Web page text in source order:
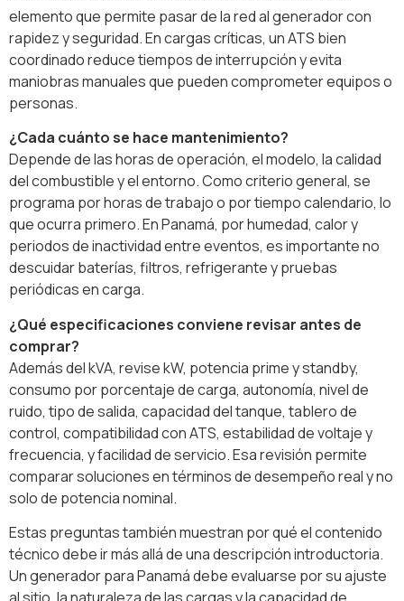
elemento que permite pasar de la red al generador con
rapidez y seguridad. En cargas críticas, un ATS bien
coordinado reduce tiempos de interrupción y evita
maniobras manuales que pueden comprometer equipos o
personas.
¿Cada cuánto se hace mantenimiento?
Depende de las horas de operación, el modelo, la calidad
del combustible y el entorno. Como criterio general, se
programa por horas de trabajo o por tiempo calendario, lo
que ocurra primero. En Panamá, por humedad, calor y
periodos de inactividad entre eventos, es importante no
descuidar baterías, filtros, refrigerante y pruebas
periódicas en carga.
¿Qué especificaciones conviene revisar antes de
comprar?
Además del kVA, revise kW, potencia prime y standby,
consumo por porcentaje de carga, autonomía, nivel de
ruido, tipo de salida, capacidad del tanque, tablero de
control, compatibilidad con ATS, estabilidad de voltaje y
frecuencia, y facilidad de servicio. Esa revisión permite
comparar soluciones en términos de desempeño real y no
solo de potencia nominal.
Estas preguntas también muestran por qué el contenido
técnico debe ir más allá de una descripción introductoria.
Un generador para Panamá debe evaluarse por su ajuste